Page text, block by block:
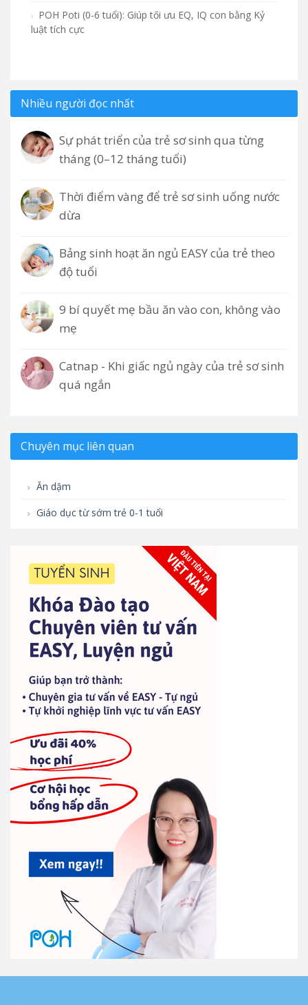
POH Poti (0-6 tuổi): Giúp tối ưu EQ, IQ con bằng Kỷ
luật tích cực
Nhiều người đọc nhất
Sự phát triển của trẻ sơ sinh qua từng
tháng (0–12 tháng tuổi)
Thời điểm vàng để trẻ sơ sinh uống nước
dừa
Bảng sinh hoạt ăn ngủ EASY của trẻ theo
độ tuổi
9 bí quyết mẹ bầu ăn vào con, không vào
mẹ
Catnap - Khi giấc ngủ ngày của trẻ sơ sinh
quá ngắn
Chuyên mục liên quan
Ăn dặm
Giáo dục từ sớm trẻ 0-1 tuổi